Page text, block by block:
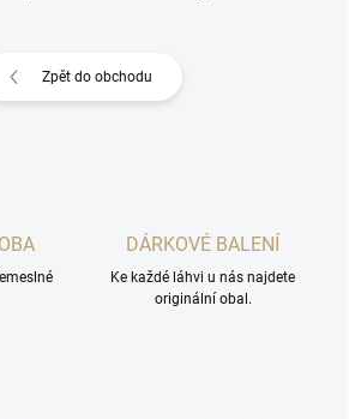
Zpět do obchodu
DÁRKOVÉ BALENÍ
Ke každé láhvi u nás najdete
originální obal.